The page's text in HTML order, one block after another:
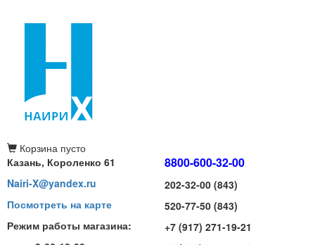
Корзина пусто
Казань, Короленко 61
Nairi-X@yandex.ru
Посмотреть на карте
Режим работы магазина:
8800-600-32-00
202-32-00 (843)
520-77-50 (843)
+7 (917) 271-19-21